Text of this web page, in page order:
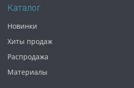
Каталог
Новинки
Хиты продаж
Распродажа
Материалы